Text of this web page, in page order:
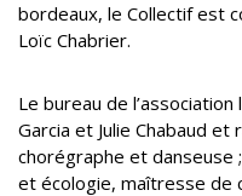
bordeaux, le Collectif est
Loïc Chabrier.
Le bureau de
Garcia et Julie Chabaud
chorégraphe et danseuse
et écologie, maîtresse de